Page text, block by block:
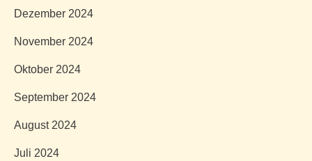
Dezember 2024
November 2024
Oktober 2024
September 2024
August 2024
Juli 2024